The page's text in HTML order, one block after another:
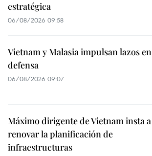
estratégica
06/08/2026 09:58
Vietnam y Malasia impulsan lazos en
defensa
06/08/2026 09:07
Máximo dirigente de Vietnam insta a
renovar la planificación de
infraestructuras